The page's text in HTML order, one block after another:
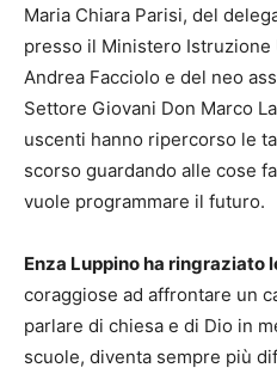
Maria Chiara Parisi, del
presso il Ministero Istruzione
Andrea Facciolo e del neo
Settore Giovani Don Marco
uscenti hanno ripercorso le
scorso guardando alle cose
vuole programmare il futuro.
Enza Luppino ha ringraziato
coraggiose ad affrontare un
parlare di chiesa e di Dio in
scuole, diventa sempre più